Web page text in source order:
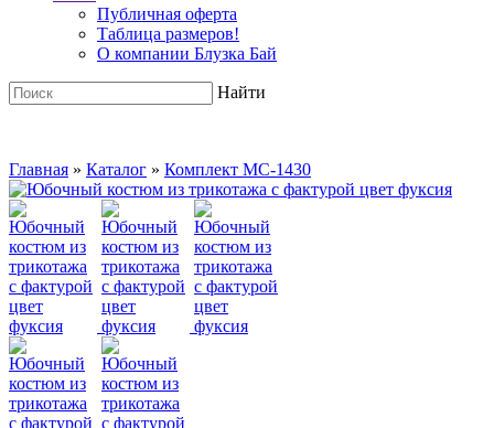
Публичная оферта
Таблица размеров!
О компании Блузка Бай
Найти
Главная » Каталог » Комплект MC-1430